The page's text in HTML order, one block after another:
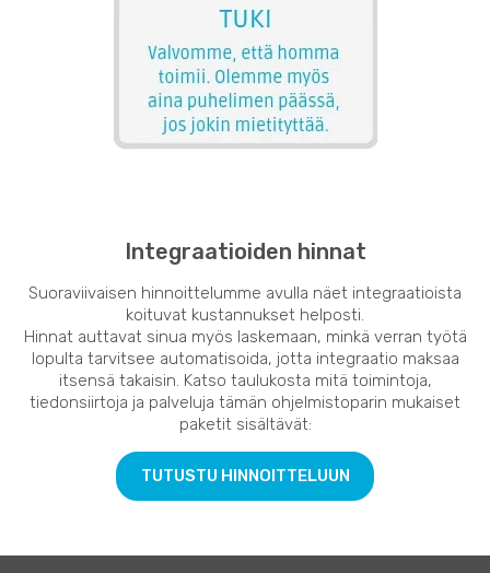
Integraatioiden hinnat
Suoraviivaisen hinnoittelumme avulla näet integraatioista
koituvat kustannukset helposti.
Hinnat auttavat sinua myös laskemaan, minkä verran työtä
lopulta tarvitsee automatisoida, jotta integraatio maksaa
itsensä takaisin. Katso taulukosta mitä toimintoja,
tiedonsiirtoja ja palveluja tämän ohjelmistoparin mukaiset
paketit sisältävät:
TUTUSTU HINNOITTELUUN